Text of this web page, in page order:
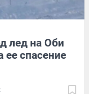
лед на Оби
ее спасение